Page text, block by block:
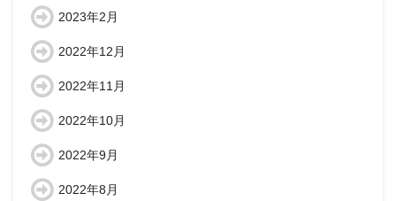
2023年2月
2022年12月
2022年11月
2022年10月
2022年9月
2022年8月